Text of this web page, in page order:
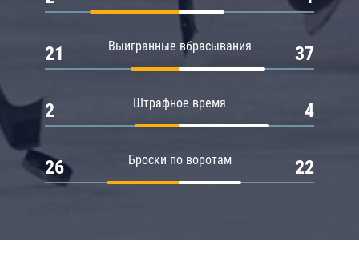
Выигранные вбрасывания
21 37
Штрафное время
2 4
Броски по воротам
26 22